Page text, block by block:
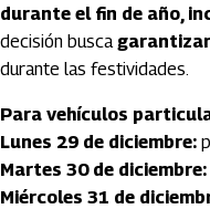
durante el fin de año,
decisión busca
durante las festividades.
Para vehículos
Lunes 29 de diciembre:
Martes 30 de diciembre:
Miércoles 31 de